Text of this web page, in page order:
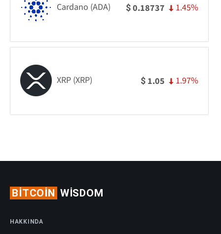
Cardano (ADA) $0.18737 1.45%
XRP (XRP) $ 1.05 1.97%
BITCOIN WISDOM
HAKKINDA